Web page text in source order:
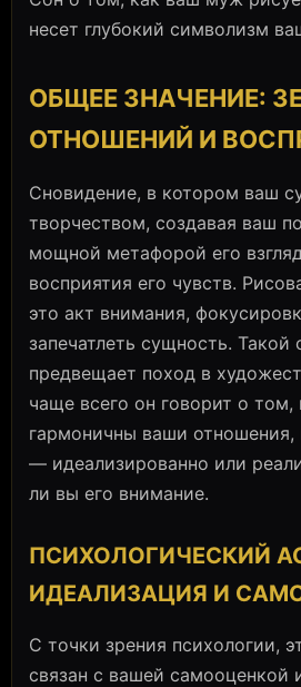
несет глубокий символизм
ОБЩЕЕ ЗНАЧЕНИЕ:
ОТНОШЕНИЙ И
Сновидение, в котором ваш
творчеством, создавая ваш
мощной метафорой его
восприятия его чувств.
это акт внимания,
запечатлеть сущность. Такой
предвещает поход в
чаще всего он говорит о том,
гармоничны ваши
— идеализированно или
ли вы его внимание.
ПСИХОЛОГИЧЕСКИЙ
ИДЕАЛИЗАЦИЯ И
С точки зрения психологии,
связан с вашей самооценкой